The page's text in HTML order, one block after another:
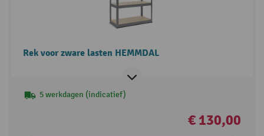
Rek voor zware lasten HEMMDAL
5 werkdagen (indicatief)
€ 130,00